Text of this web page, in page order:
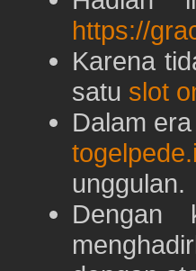
https://
Karena
satu slot
Dalam
unggulan.
Dengan